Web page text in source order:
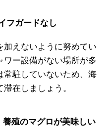
フガードなし
えないように努めてい
ワー設備がない場所が多
常駐していないため、海
在しましょう。
殖のマグロが美味しい